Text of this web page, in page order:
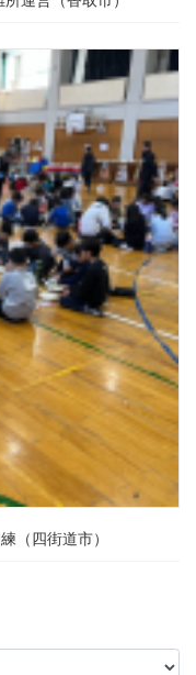
（四街道市）